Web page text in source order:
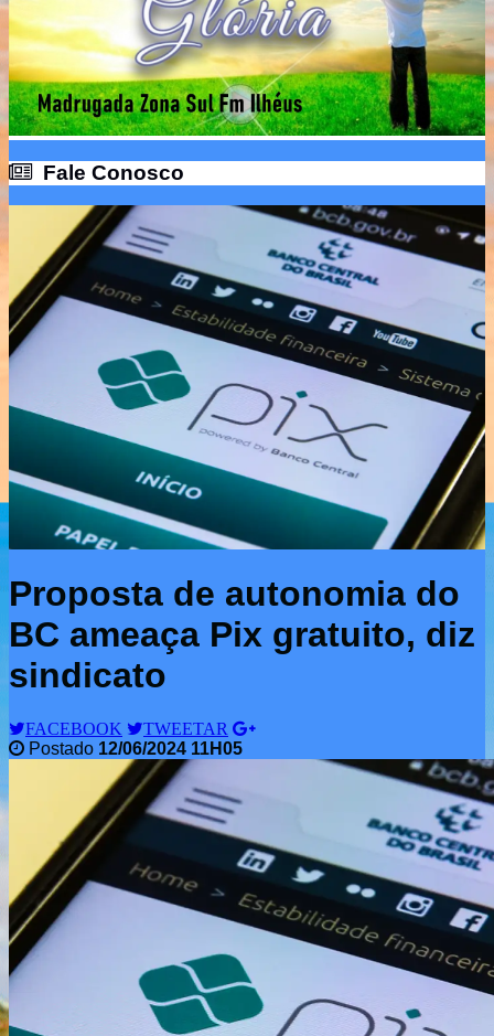
Fale Conosco
Proposta de autonomia do
BC ameaça Pix gratuito, diz
sindicato
FACEBOOK
TWEETAR
Postado 12/06/2024 11H05